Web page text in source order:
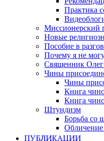
Практика
Миссионерский
Новые
Пособие в
Почему я не
Священник Олег
Чины
Чины
Книга
Книга
Штундизм
Борьба со
ПУБЛИКАЦИИ